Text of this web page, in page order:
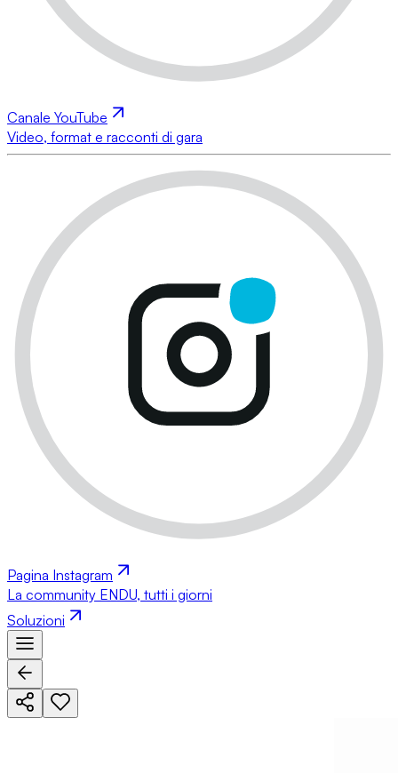
Canale YouTube
Video, format e racconti di gara
Pagina Instagram
La community ENDU, tutti i giorni
Soluzioni